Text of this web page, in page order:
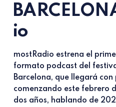
io
mostRadio estrena el
formato podcast del
Barcelona, que llegará con
comenzando este febrero de 2022.
dos años, hablando de